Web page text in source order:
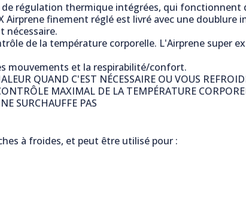
de régulation thermique intégrées, qui
Airprene finement réglé est livré avec une doublure
nécessaire.
de la température corporelle. L'Airprene super
mouvements et la respirabilité/confort.
QUAND C'EST NÉCESSAIRE OU VOUS
MAXIMAL DE LA TEMPÉRATURE
SURCHAUFFE PAS
à froides, et peut être utilisé pour :